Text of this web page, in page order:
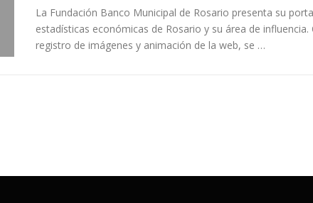
La Fundación Banco Municipal de Rosario presenta su
estadísticas económicas de Rosario y su área de influencia.
registro de imágenes y animación de la web, se …